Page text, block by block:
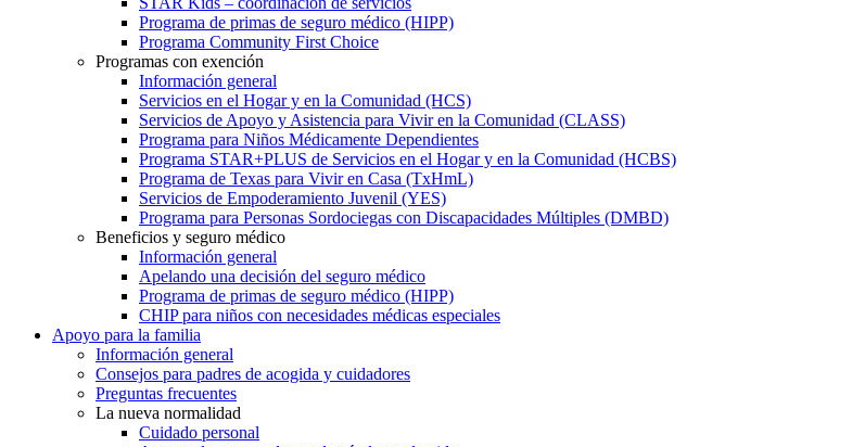
Programa de primas de seguro médico (HIPP)
Programa Community First Choice
Programas con exención
Información general
Servicios en el Hogar y en la Comunidad (HCS)
Servicios de Apoyo y Asistencia para Vivir en la Comunidad (CLASS)
Programa para Niños Médicamente Dependientes
Programa STAR+PLUS de Servicios en el Hogar y en la Comunidad (HCBS)
Programa de Texas para Vivir en Casa (TxHmL)
Servicios de Empoderamiento Juvenil (YES)
Programa para Personas Sordociegas con Discapacidades Múltiples (DMBD)
Beneficios y seguro médico
Información general
Apelando una decisión del seguro médico
Programa de primas de seguro médico (HIPP)
CHIP para niños con necesidades médicas especiales
Apoyo para la familia
Información general
Consejos para padres de acogida y cuidadores
Preguntas frecuentes
La nueva normalidad
Cuidado personal